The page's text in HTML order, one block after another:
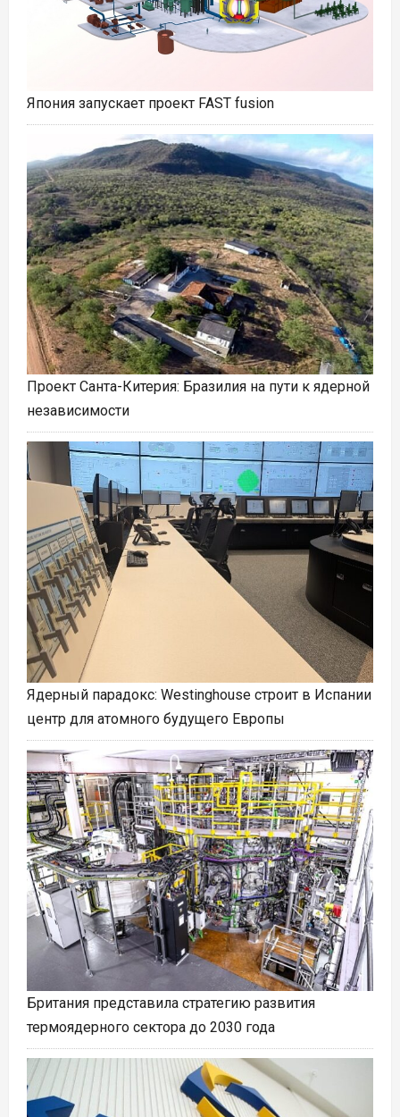
Япония запускает проект FAST fusion
Проект Санта-Китерия: Бразилия на пути к ядерной
независимости
Ядерный парадокс: Westinghouse строит в Испании
центр для атомного будущего Европы
Британия представила стратегию развития
термоядерного сектора до 2030 года